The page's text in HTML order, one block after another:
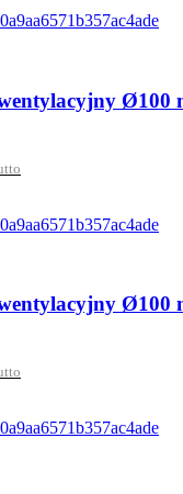
Ø100
Ø100